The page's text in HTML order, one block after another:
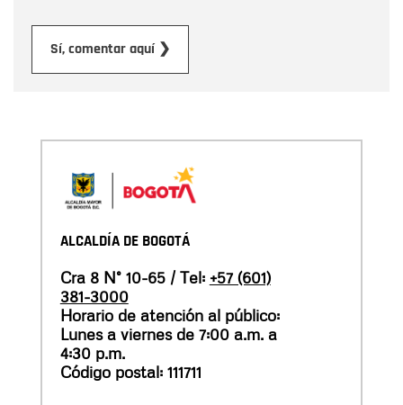
Sí, comentar aquí ❯
ALCALDÍA DE BOGOTÁ
Cra 8 N° 10-65 / Tel: +57 (601)
381-3000
Horario de atención al público:
Lunes a viernes de 7:00 a.m. a
4:30 p.m.
Código postal: 111711